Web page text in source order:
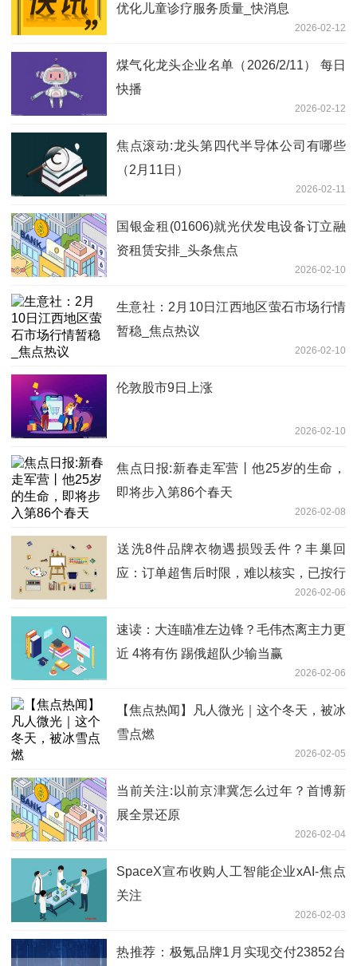
优化儿童诊疗服务质量_快消息
2026-02-12
煤气化龙头企业名单（2026/2/11） 每日
快播
2026-02-12
焦点滚动:龙头第四代半导体公司有哪些
（2月11日）
2026-02-11
国银金租(01606)就光伏发电设备订立融
资租赁安排_头条焦点
2026-02-10
生意社：2月10日江西地区萤石市场行情
暂稳_焦点热议
2026-02-10
伦敦股市9日上涨
2026-02-10
焦点日报:新春走军营丨他25岁的生命，
即将步入第86个春天
2026-02-08
送洗8件品牌衣物遇损毁丢件？丰巢回
应：订单超售后时限，难以核实，已按行
2026-02-06
速读：大连瞄准左边锋？毛伟杰离主力更
近 4将有伤 踢俄超队少输当赢
2026-02-06
【焦点热闻】凡人微光｜这个冬天，被冰
雪点燃
2026-02-05
当前关注:以前京津冀怎么过年？首博新
展全景还原
2026-02-04
SpaceX宣布收购人工智能企业xAI-焦点
关注
2026-02-03
热推荐：极氪品牌1月实现交付23852台